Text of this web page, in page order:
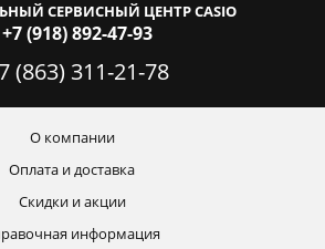
СЕРВИСНЫЙ ЦЕНТР CASIO
+7 (918) 892-47-93
(863) 311-21-78
О компании
Оплата и доставка
Скидки и акции
информация